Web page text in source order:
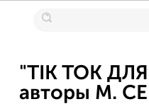
"TIK TOK
авторы М.